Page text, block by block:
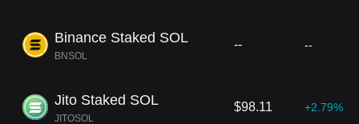
Binance Staked SOL
BNSOL
-- --
Jito Staked SOL
JITOSOL
$98.11 +2.79%